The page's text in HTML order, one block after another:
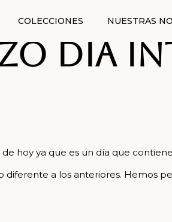
COLECCIONES NUESTRAS
Día
hoy ya que es un día que
diferente a los anteriores. Hemos